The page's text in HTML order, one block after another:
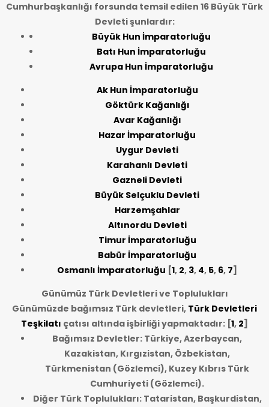
Cumhurbaşkanlığı forsunda temsil edilen 16 Büyük Türk
Devleti şunlardır:
Büyük Hun İmparatorluğu
Batı Hun İmparatorluğu
Avrupa Hun İmparatorluğu
Ak Hun İmparatorluğu
Göktürk Kağanlığı
Avar Kağanlığı
Hazar İmparatorluğu
Uygur Devleti
Karahanlı Devleti
Gazneli Devleti
Büyük Selçuklu Devleti
Harzemşahlar
Altınordu Devleti
Timur İmparatorluğu
Babür İmparatorluğu
Osmanlı İmparatorluğu [1, 2, 3, 4, 5, 6, 7]
Günümüz Türk Devletleri ve Toplulukları
Günümüzde bağımsız Türk devletleri, Türk Devletleri
Teşkilatı çatısı altında işbirliği yapmaktadır: [1, 2]
Bağımsız Devletler: Türkiye, Azerbaycan,
Kazakistan, Kırgızistan, Özbekistan,
Türkmenistan (Gözlemci), Kuzey Kıbrıs Türk
Cumhuriyeti (Gözlemci).
Diğer Türk Toplulukları: Tataristan, Başkurdistan,